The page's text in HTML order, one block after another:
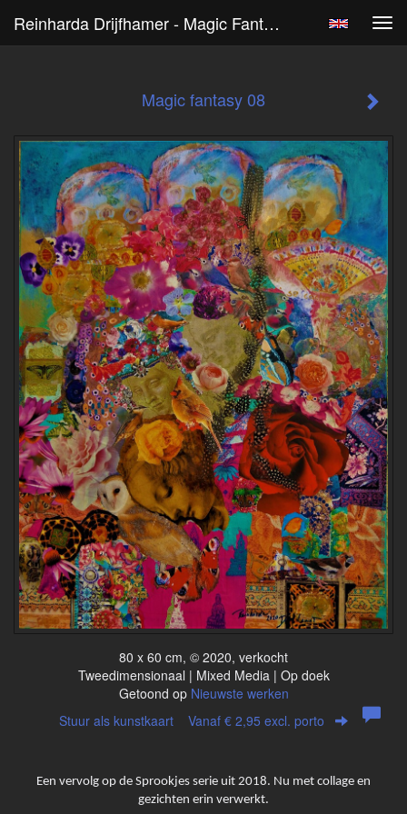
Reinharda Drijfhamer - Magic Fantasy 08
Magic fantasy 08
80 x 60 cm, © 2020, verkocht
Tweedimensionaal | Mixed Media | Op doek
Getoond op Nieuwste werken
Stuur als kunstkaart Vanaf € 2,95 excl. porto
Een vervolg op de Sprookjes serie uit 2018. Nu met collage en
gezichten erin verwerkt.